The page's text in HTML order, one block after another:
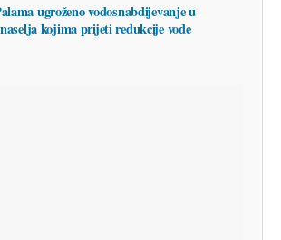
ugroženo vodosnabdijevanje u
kojima prijeti redukcije vode